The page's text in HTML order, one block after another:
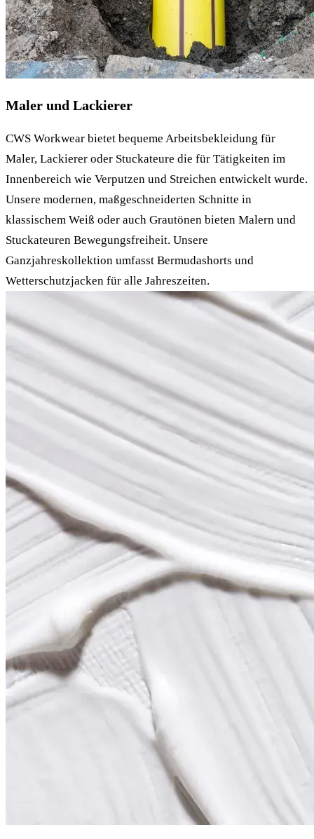
Maler und Lackierer
CWS Workwear bietet bequeme Arbeitsbekleidung für
Maler, Lackierer oder Stuckateure die für Tätigkeiten im
Innenbereich wie Verputzen und Streichen entwickelt wurde.
Unsere modernen, maßgeschneiderten Schnitte in
klassischem Weiß oder auch Grautönen bieten Malern und
Stuckateuren Bewegungsfreiheit. Unsere
Ganzjahreskollektion umfasst Bermudashorts und
Wetterschutzjacken für alle Jahreszeiten.